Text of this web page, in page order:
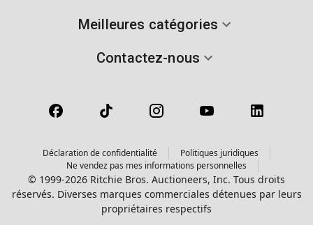
Meilleures catégories
Contactez-nous
Déclaration de confidentialité
Politiques juridiques
Ne vendez pas mes informations personnelles
© 1999-2026 Ritchie Bros. Auctioneers, Inc. Tous droits
réservés. Diverses marques commerciales détenues par leurs
propriétaires respectifs